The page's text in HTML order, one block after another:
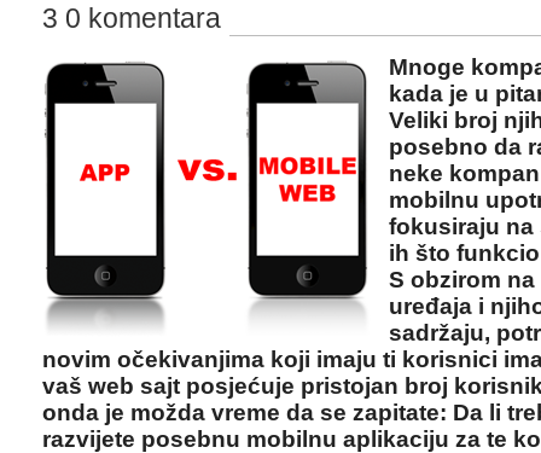
3 0 komentara
Mnoge
kada je u
Veliki broj
posebno da
neke
mobilnu
fokusiraju na
ih što
S obzirom
uređaja i
sadržaju,
novim očekivanjima koji imaju ti korisnici
vaš web sajt posjećuje pristojan broj
onda je možda vreme da se zapitate: Da li
razvijete posebnu mobilnu aplikaciju za te